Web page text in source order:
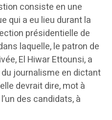
consiste en une
qui a eu lieu durant la
présidentielle de
laquelle, le patron de
El Hiwar Ettounsi, a
journalisme en dictant
devrait dire, mot à
des candidats, à